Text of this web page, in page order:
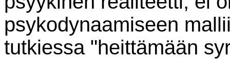
psykodynaamiseen
tutkiessa "heittämään